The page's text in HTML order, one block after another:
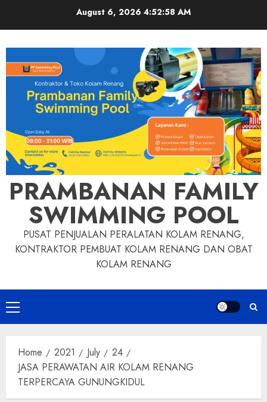
August 6, 2026 4:52:58 AM
PRAMBANAN FAMILY
SWIMMING POOL
PUSAT PENJUALAN PERALATAN KOLAM RENANG,
KONTRAKTOR PEMBUAT KOLAM RENANG DAN OBAT
KOLAM RENANG
Primary
Menu
Home 2021 July
24
JASA PERAWATAN AIR KOLAM RENANG
TERPERCAYA GUNUNGKIDUL